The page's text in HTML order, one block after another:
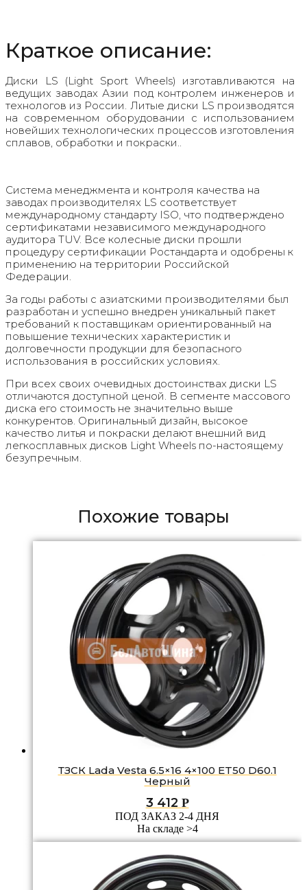
Краткое описание:
Диски LS (Light Sport Wheels) изготавливаются на
ведущих заводах Азии под контролем инженеров и
технологов из России. Литые диски LS производятся
на современном оборудовании с использованием
новейших технологических процессов изготовления
сплавов, обработки и покраски..
Система менеджмента и контроля качества на
заводах производителях LS соответствует
международному стандарту ISO, что подтверждено
сертификатами независимого международного
аудитора TUV. Все колесные диски прошли
процедуру сертификации Ростандарта и одобрены к
применению на территории Российской
Федерации.
За годы работы с азиатскими производителями был
разработан и успешно внедрен уникальный пакет
требований к поставщикам ориентированный на
повышение технических характеристик и
долговечности продукции для безопасного
использования в российских условиях.
При всех своих очевидных достоинствах диски LS
отличаются доступной ценой. В сегменте массового
диска его стоимость не значительно выше
конкурентов. Оригинальный дизайн, высокое
качество литья и покраски делают внешний вид
легкосплавных дисков Light Wheels по-настоящему
безупречным.
Похожие товары
ТЗСК Lada Vesta 6.5×16 4×100 ET50 D60.1
Черный
3 412 Р
ПОД ЗАКАЗ 2-4 ДНЯ
На складе >4